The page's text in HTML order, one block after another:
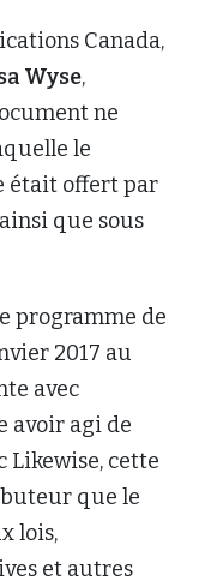
Canada,
Wyse,
ne
le
était offert par
que sous
programme de
2017 au
avec
avoir agi de
Likewise, cette
que le
lois,
et autres